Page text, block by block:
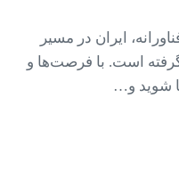
ایران در مسیر
است. با فرصت‌ها و
شوید و…